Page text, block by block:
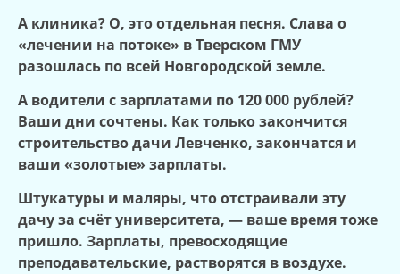
А клиника? О, это отдельная песня. Слава о
«лечении на потоке» в Тверском ГМУ
разошлась по всей Новгородской земле.
А водители с зарплатами по 120 000 рублей?
Ваши дни сочтены. Как только закончится
строительство дачи Левченко, закончатся и
ваши «золотые» зарплаты.
Штукатуры и маляры, что отстраивали эту
дачу за счёт университета, — ваше время тоже
пришло. Зарплаты, превосходящие
преподавательские, растворятся в воздухе.